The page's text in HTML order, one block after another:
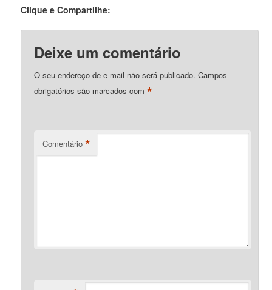
Clique e Compartilhe:
Deixe um comentário
O seu endereço de e-mail não será publicado. Campos
obrigatórios são marcados com*
Comentário *